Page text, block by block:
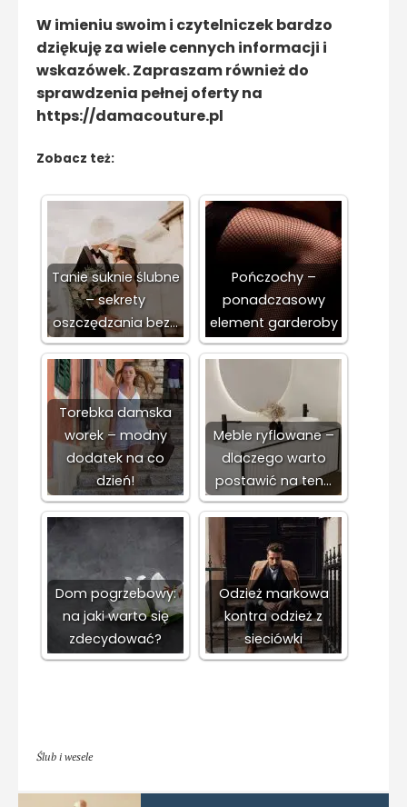
W imieniu swoim i czytelniczek bardzo
dziękuję za wiele cennych informacji i
wskazówek. Zapraszam również do
sprawdzenia pełnej oferty na
https://damacouture.pl
Zobacz też:
Tanie suknie ślubne
– sekrety
oszczędzania bez…
Pończochy –
ponadczasowy
element garderoby
Torebka damska
worek – modny
dodatek na co
dzień!
Meble ryflowane –
dlaczego warto
postawić na ten…
Dom pogrzebowy:
na jaki warto się
zdecydować?
Odzież markowa
kontra odzież z
sieciówki
Ślub i wesele